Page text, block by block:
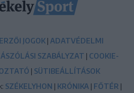
JOGOK | ADATVÉDELMI
SZABÁLYZAT | COOKIE-
| SÜTIBEÁLLÍTÁSOK
SZÉKELYHON | KRÓNIKA | FŐTÉR |